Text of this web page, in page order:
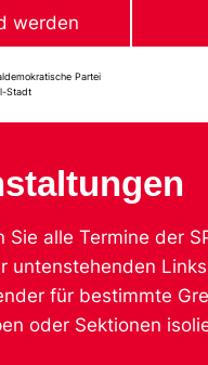
werden
Partei
Stadt
Sie alle Termine der
untenstehenden
für bestimmte
oder Sektionen